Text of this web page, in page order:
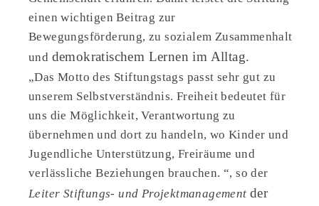
einen wichtigen Beitrag zur
Bewegungsförderung, zu sozialem Zusammenhalt
und demokratischem Lernen im Alltag.
„Das Motto des Stiftungstags passt sehr gut zu
unserem Selbstverständnis. Freiheit bedeutet für
uns die Möglichkeit, Verantwortung zu
übernehmen und dort zu handeln, wo Kinder und
Jugendliche Unterstützung, Freiräume und
verlässliche Beziehungen brauchen. “, so der
Leiter Stiftungs- und Projektmanagement der